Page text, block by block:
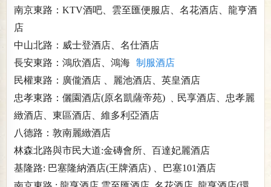
南京東路：KTV酒吧、雲至匯便服店、名花酒店、龍亨酒
店
中山北路：威士登酒店、名仕酒店
長安東路：鴻欣酒店、鴻海 制服酒店
民權東路：廣儱酒店 、麗池酒店、英皇酒店
忠孝東路：儷園酒店(原名凱薩帝苑) ﹑民享酒店、忠孝麗
緻酒店、東區酒店、維多利亞酒店
八德路：敦南麗緻酒店
林森北路與市民大道:金磚會所、百達妃麗酒店
基隆路: 巴塞隆納酒店(王牌酒店) 、巴塞101酒店